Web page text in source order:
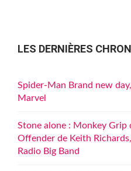
LES DERNIÈRES
Spider-Man Brand new
Marvel
Stone alone : Monkey Grip
Offender de Keith
Radio Big Band